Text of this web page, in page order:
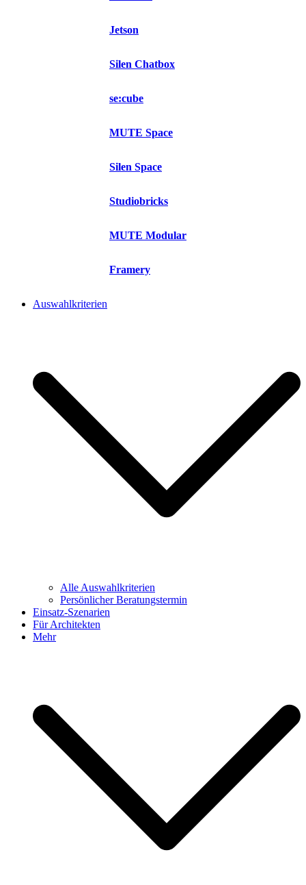
Jetson
Silen Chatbox
se:cube
MUTE Space
Silen Space
Studiobricks
MUTE Modular
Framery
Auswahlkriterien
Alle Auswahlkriterien
Persönlicher Beratungstermin
Einsatz-Szenarien
Für Architekten
Mehr